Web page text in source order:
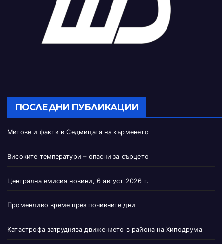
ПОСЛЕДНИ ПУБЛИКАЦИИ
Митове и факти в Седмицата на кърменето
Високите температури – опасни за сърцето
Централна емисия новини, 6 август 2026 г.
Променливо време през почивните дни
Катастрофа затруднява движението в района на Хиподрума